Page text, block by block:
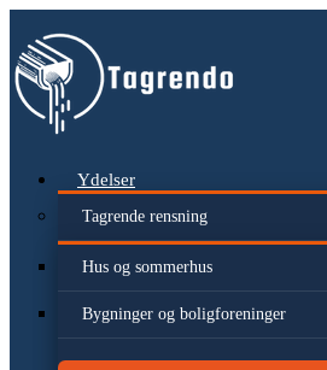
indhold
Ydelser
Tagrende rensning
Hus og sommerhus
Bygninger og boligforeninger